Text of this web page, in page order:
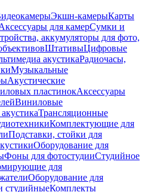
Экшн-камерыКарты
для камерСумки и
аккумуляторы для фото,
ШтативыЦифровые
акустикаРадиочасы,
Музыкальные
Акустические
пластинокАксессуары
Виниловые
Трансляционные
Комплектующие для
Подставки, стойки для
Оборудование для
Фоны для фотостудииСтудийное
для
Оборудование для
Комплекты